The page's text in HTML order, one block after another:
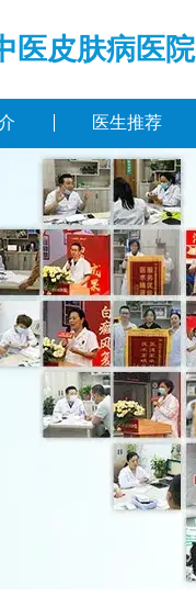
医皮肤病医院
医生推荐